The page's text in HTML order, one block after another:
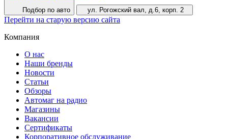
Подбор по авто ул. Рогожский вал, д.6, корп. 2
Перейти на старую версию сайта
Компания
О нас
Наши бренды
Новости
Статьи
Обзоры
Автомаг на радио
Магазины
Вакансии
Сертификаты
Корпоративное обслуживание